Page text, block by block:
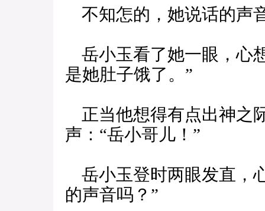
不知怎的，她说话的声
岳小玉看了她一眼，心
是她肚子饿了。”
正当他想得有点出神之
声：“岳小哥儿！”
岳小玉登时两眼发直，
的声音吗？”